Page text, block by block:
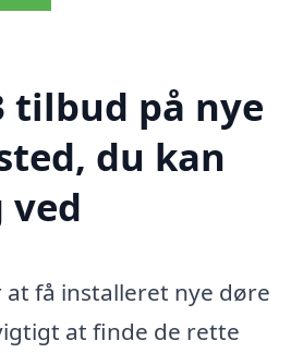
tilbud på nye
du kan
få installeret nye døre
at finde de rette